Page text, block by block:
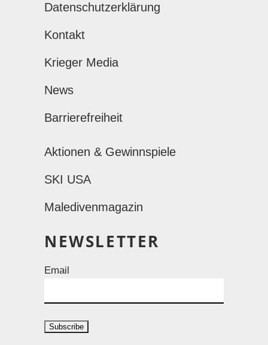
Datenschutzerklärung
Kontakt
Krieger Media
News
Barrierefreiheit
Aktionen & Gewinnspiele
SKI USA
Maledivenmagazin
NEWSLETTER
Email